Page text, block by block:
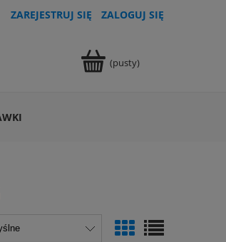
ZAREJESTRUJ SIĘ ZALOGUJ SIĘ
(pusty)